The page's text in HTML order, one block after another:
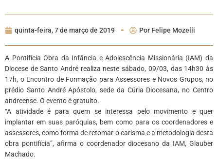
quinta-feira, 7 de março de 2019 Por Felipe Mozelli
A Pontifícia Obra da Infância e Adolescência Missionária (IAM) da
Diocese de Santo André realiza neste sábado, 09/03, das 14h30 às
17h, o Encontro de Formação para Assessores e Novos Grupos, no
prédio Santo André Apóstolo, sede da Cúria Diocesana, no Centro
andreense. O evento é gratuito.
“A atividade é para quem se interessa pelo movimento e quer
implantar em suas paróquias, bem como para os coordenadores e
assessores, como forma de retomar o carisma e a metodologia desta
obra pontifícia”, afirma o coordenador diocesano da IAM, Glauber
Machado.